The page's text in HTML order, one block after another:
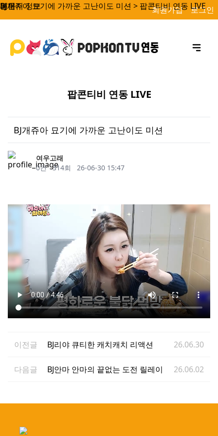
BJ개쥬아 묘기에 가까운 고난이도 미션 > 팝콘티비 연동 LIVE
회원가입 로그인
팝콘티비 연동 LIVE
BJ개쥬아 묘기에 가까운 고난이도 미션
페이지 정보
작성자
여우고래
댓글
0건 조회
314회 작성일
26-06-30 15:47
본문
이전글 BJ리야 큐티한 캐치캐치 리액션 26.06.30
다음글 BJ안마 안마의 끝없는 도전 릴레이 26.06.02